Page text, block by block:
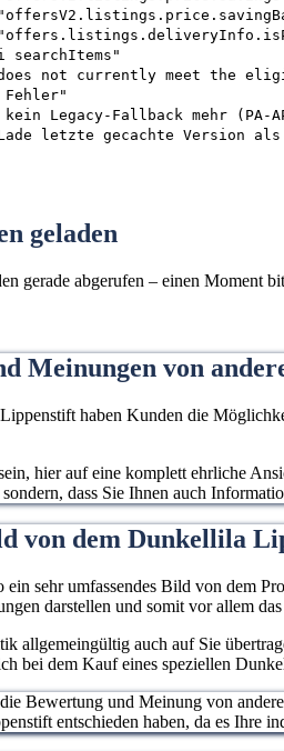
searchItems"
does not currently meet the
Fehler"
Legacy-Fallback mehr
Lade letzte gecachte Version
geladen
gerade abgerufen – einen Moment
Meinungen von
haben Kunden die
hier auf eine komplett ehrliche
dass Sie Ihnen auch
von dem Dunkellila
ein sehr umfassendes Bild von dem
darstellen und somit vor allem
allgemeingültig auch auf Sie
bei dem Kauf eines speziellen
Bewertung und Meinung von
entschieden haben, da es Ihre